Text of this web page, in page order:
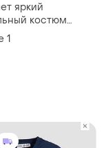
яркий
костюм
1